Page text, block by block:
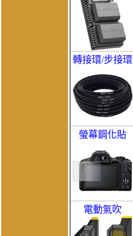
轉接環/步接環
螢幕鋼化貼
電動氣吹